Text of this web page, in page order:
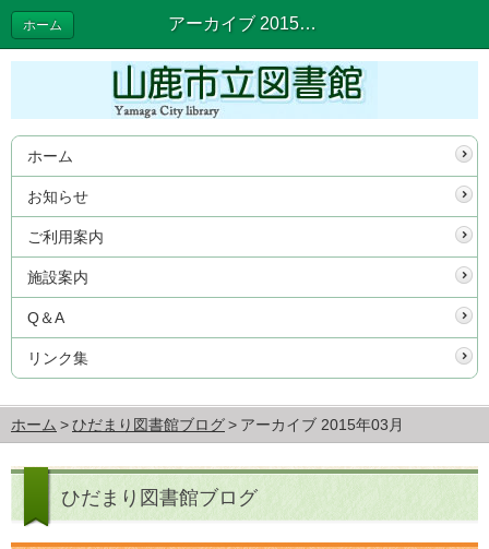
アーカイブ 2015年03月 | ひだまり図書館ブログ
ホーム
ホーム
お知らせ
ご利用案内
施設案内
Q＆A
リンク集
ホーム ひだまり図書館ブログ アーカイブ 2015年03月
ひだまり図書館ブログ